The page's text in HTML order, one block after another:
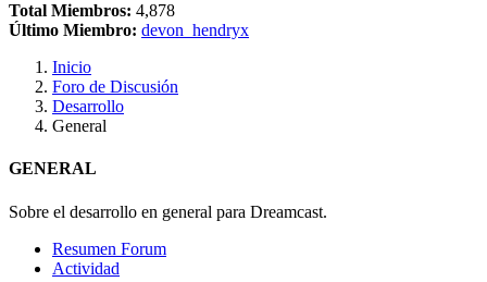
Total Miembros: 4,878
Último Miembro: devon_hendryx
Inicio
Foro de Discusión
Desarrollo
General
GENERAL
Sobre el desarrollo en general para Dreamcast.
Resumen Forum
Actividad